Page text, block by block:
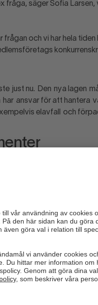
fråga, säger Sofia Larsen,
frågan och vi har hela tiden
just nu. Den nya lagen
ansvar för att hantera
elavfall och
som konsumenter och
operativ ledning och
företag, de kommer
på grund av höga
och
bra sätt. TEKO
Nykvist.
exempelvis utländska e-
stöttar våra företag och